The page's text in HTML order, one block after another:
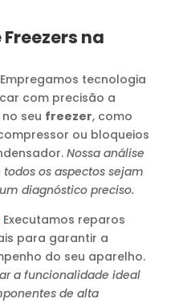
na
tecnologia
com precisão a
seu freezer, como
ou bloqueios
Nossa análise
os aspectos sejam
diagnóstico preciso.
Executamos reparos
para garantir a
do seu aparelho.
a funcionalidade ideal
de alta